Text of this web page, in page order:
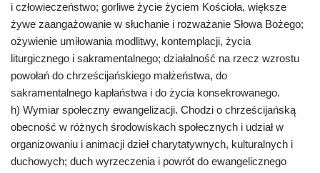
i człowieczeństwo; gorliwe życie życiem Kościoła, większe
żywe zaangażowanie w słuchanie i rozważanie Słowa Bożego;
ożywienie umiłowania modlitwy, kontemplacji, życia
liturgicznego i sakramentalnego; działalność na rzecz wzrostu
powołań do chrześcijańskiego małżeństwa, do
sakramentalnego kapłaństwa i do życia konsekrowanego.
h) Wymiar społeczny ewangelizacji. Chodzi o chrześcijańską
obecność w różnych środowiskach społecznych i udział w
organizowaniu i animacji dzieł charytatywnych, kulturalnych i
duchowych; duch wyrzeczenia i powrót do ewangelicznego